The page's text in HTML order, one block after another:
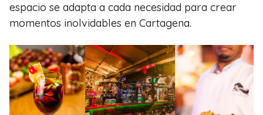
espacio se adapta a cada necesidad para crear
momentos inolvidables en Cartagena.